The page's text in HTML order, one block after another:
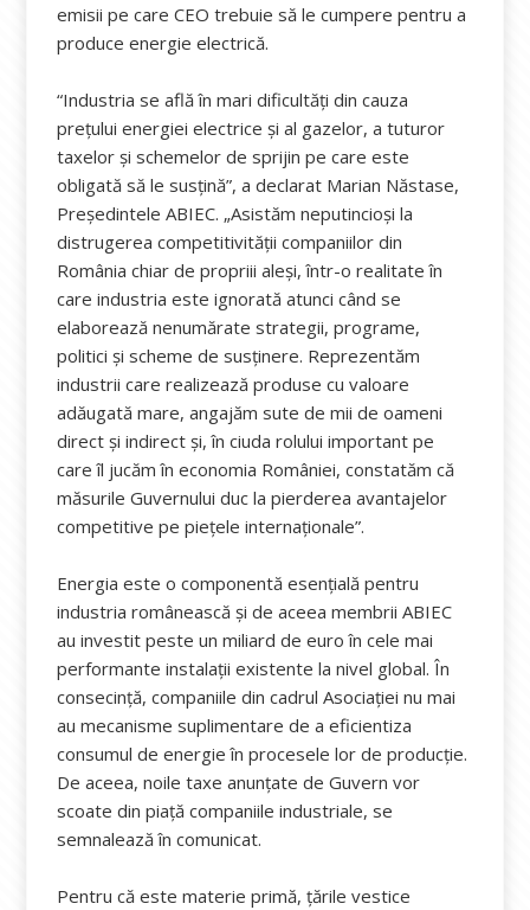
emisii pe care CEO trebuie să le cumpere pentru a
produce energie electrică.
“Industria se află în mari dificultăți din cauza
prețului energiei electrice și al gazelor, a tuturor
taxelor și schemelor de sprijin pe care este
obligată să le susțină”, a declarat Marian Năstase,
Președintele ABIEC. „Asistăm neputincioși la
distrugerea competitivității companiilor din
România chiar de propriii aleși, într-o realitate în
care industria este ignorată atunci când se
elaborează nenumărate strategii, programe,
politici și scheme de susținere. Reprezentăm
industrii care realizează produse cu valoare
adăugată mare, angajăm sute de mii de oameni
direct și indirect și, în ciuda rolului important pe
care îl jucăm în economia României, constatăm că
măsurile Guvernului duc la pierderea avantajelor
competitive pe piețele internaționale”.
Energia este o componentă esențială pentru
industria românească și de aceea membrii ABIEC
au investit peste un miliard de euro în cele mai
performante instalații existente la nivel global. În
consecință, companiile din cadrul Asociației nu mai
au mecanisme suplimentare de a eficientiza
consumul de energie în procesele lor de producție.
De aceea, noile taxe anunțate de Guvern vor
scoate din piață companiile industriale, se
semnalează în comunicat.
Pentru că este materie primă, țările vestice